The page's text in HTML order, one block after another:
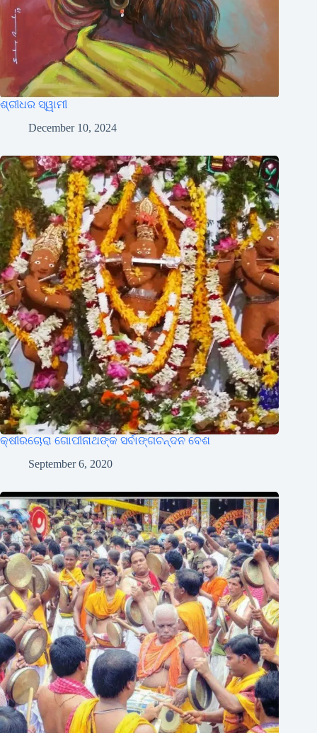
ଶ୍ରୀଧର ସ୍ୱାମୀ
December 10, 2024
କ୍ଷୀରଚୋରା ଗୋପୀନାଥଙ୍କ ସର୍ବାଙ୍ଗଚନ୍ଦନ ବେଶ
September 6, 2020